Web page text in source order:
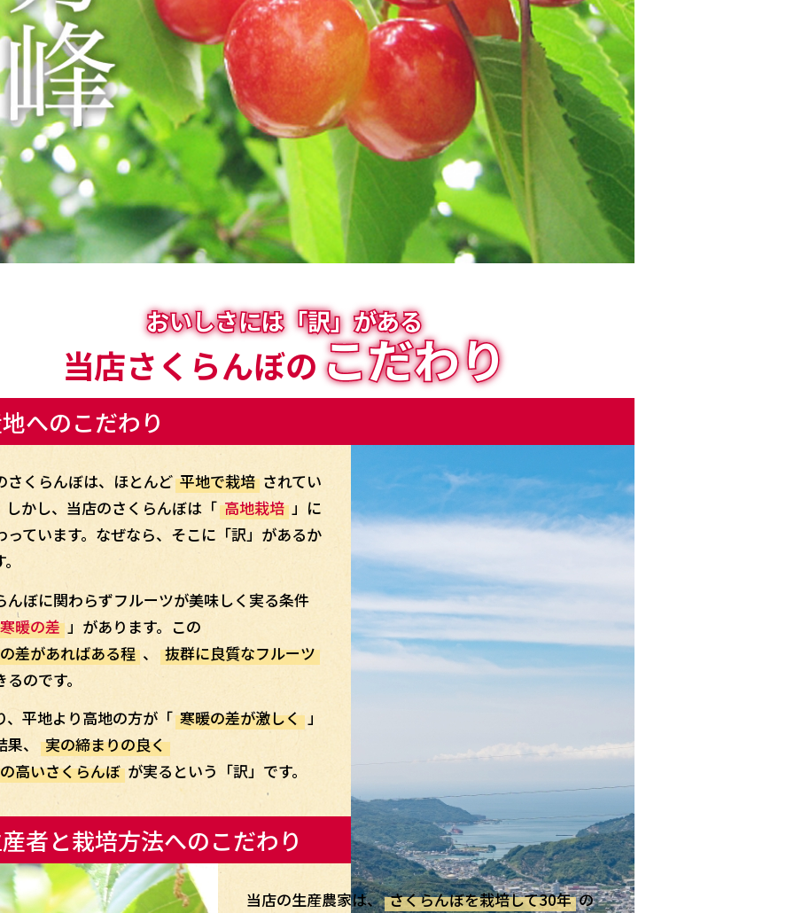
おいしさには「訳」がある
当店さくらんぼのこだわり
へのこだわり
さくらんぼは、ほとんど 平地で栽培 されてい
しかし、当店のさくらんぼは「 高地栽培 」に
っています。なぜなら、そこに「訳」があるか
んぼに関わらずフルーツが美味しく実る条件
寒暖の差 」があります。この
差があればある程 、
抜群に良質なフルーツ
のです。
、平地より高地の方が「 寒暖の差が激しく 」
、
実の締まりの良く
高いさくらんぼ が実るという「訳」です。
者と栽培方法へのこだわり
当店の生産農家は、 さくらんぼを栽培して30年 の